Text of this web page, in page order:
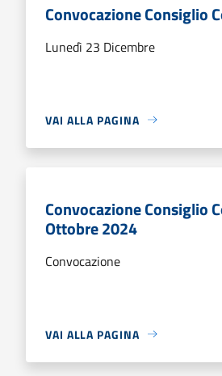
Convocazione Consiglio
Lunedì 23 Dicembre
VAI ALLA PAGINA
Convocazione Consiglio
Ottobre 2024
Convocazione
VAI ALLA PAGINA